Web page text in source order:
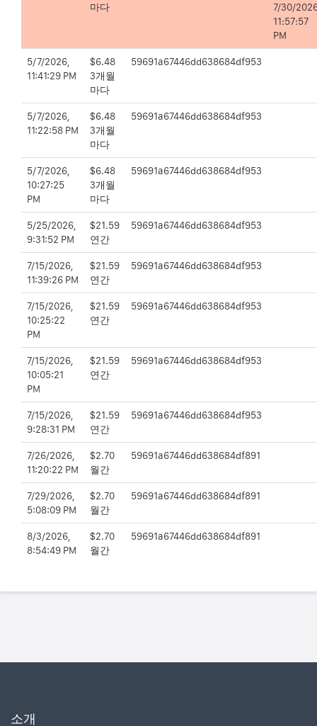
마다
7/30/
11:57:57
PM
5/7/2026,
11:41:29 PM
$6.48
3개월
마다
59691a67446dd638684df953
5/7/2026,
11:22:58 PM
$6.48
3개월
마다
59691a67446dd638684df953
5/7/2026,
10:27:25
PM
$6.48
3개월
마다
59691a67446dd638684df953
5/25/2026,
9:31:52 PM
$21.59
연간
59691a67446dd638684df953
7/15/2026,
11:39:26 PM
$21.59
연간
59691a67446dd638684df953
7/15/2026,
10:25:22
PM
$21.59
연간
59691a67446dd638684df953
7/15/2026,
10:05:21
PM
$21.59
연간
59691a67446dd638684df953
7/15/2026,
9:28:31 PM
$21.59
연간
59691a67446dd638684df953
7/26/2026,
11:20:22 PM
$2.70
월간
59691a67446dd638684df891
7/29/2026,
5:08:09 PM
$2.70
월간
59691a67446dd638684df891
8/3/2026,
8:54:49 PM
$2.70
월간
59691a67446dd638684df891
소개